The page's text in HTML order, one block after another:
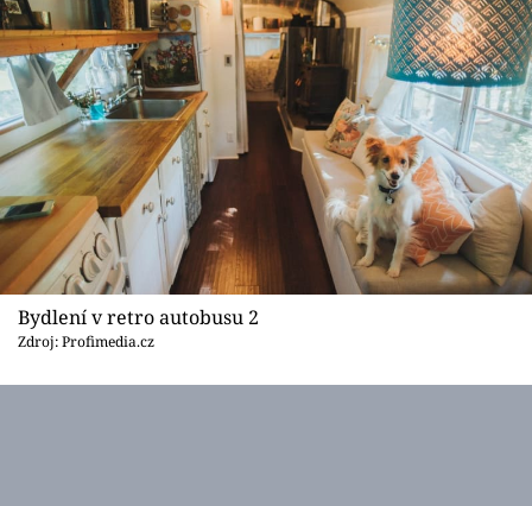
Sledujte nás
Bydlení v retro autobusu 2
Zdroj: Profimedia.cz